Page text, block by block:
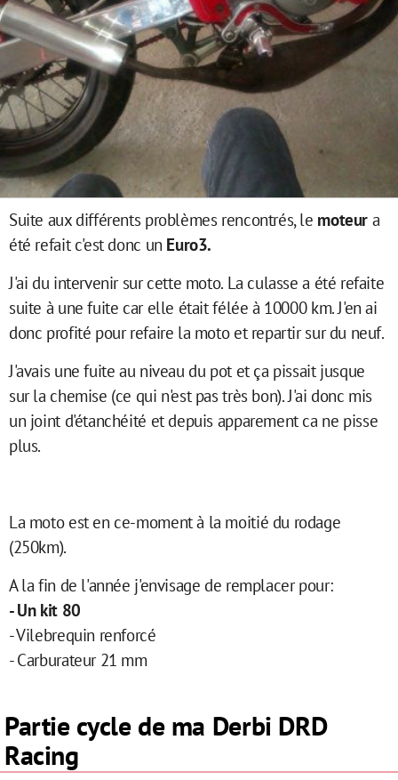
Suite aux différents problèmes rencontrés, le moteur a
été refait c'est donc un Euro3.
J'ai du intervenir sur cette moto. La culasse a été refaite
suite à une fuite car elle était félée à 10000 km. J'en ai
donc profité pour refaire la moto et repartir sur du neuf.
J'avais une fuite au niveau du pot et ça pissait jusque
sur la chemise (ce qui n'est pas très bon). J'ai donc mis
un joint d'étanchéité et depuis apparement ca ne pisse
plus.
La moto est en ce-moment à la moitié du rodage
(250km).
A la fin de l'année j'envisage de remplacer pour:
- Un kit 80
- Vilebrequin renforcé
- Carburateur 21 mm
Partie cycle de ma Derbi DRD
Racing